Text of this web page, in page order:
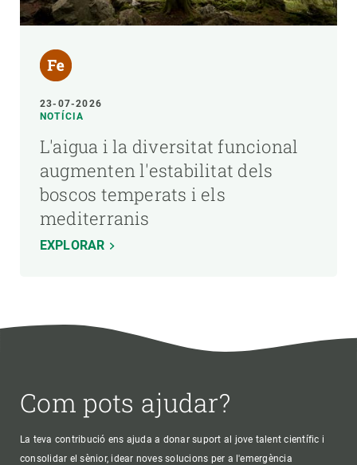
23-07-2026
NOTÍCIA
L'aigua i la diversitat funcional
augmenten l'estabilitat dels
boscos temperats i els
mediterranis
EXPLORAR
Com pots ajudar?
La teva contribució ens ajuda a donar suport al jove talent científic i
consolidar el sènior, idear noves solucions per a l'emergència